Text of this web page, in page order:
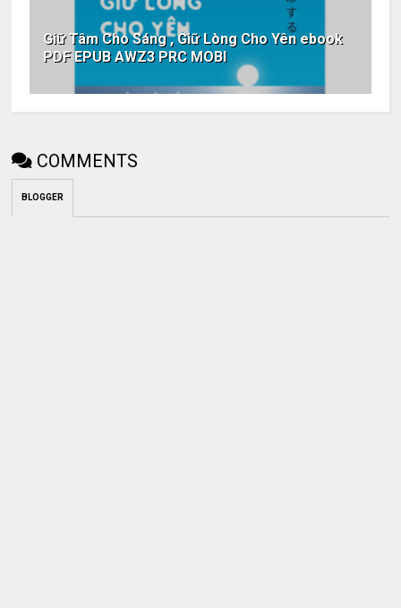
Giữ Tâm Cho Sáng , Giữ Lòng Cho Yên ebook
PDF EPUB AWZ3 PRC MOBI
COMMENTS
BLOGGER